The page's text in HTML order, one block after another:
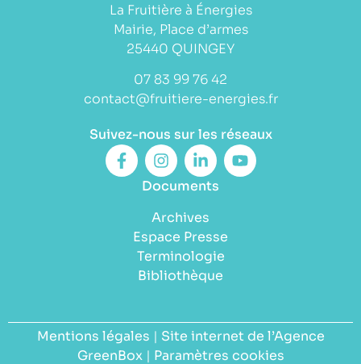
La Fruitière à Énergies
Mairie, Place d’armes
25440 QUINGEY
07 83 99 76 42
contact@fruitiere-energies.fr
Suivez-nous sur les réseaux
Documents
Archives
Espace Presse
Terminologie
Bibliothèque
Mentions légales | Site internet de l’Agence
GreenBox| Paramètres cookies